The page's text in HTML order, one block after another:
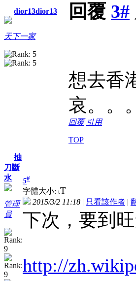
dior13dior13
天下一家
回覆 3#
想去香
哀。。
回覆 引用
TOP
抽
刀斷
水
管理
員
5#
字體大小: tT
2015/3/2 11:18 | 只看該作者 |
下次，要到
http://